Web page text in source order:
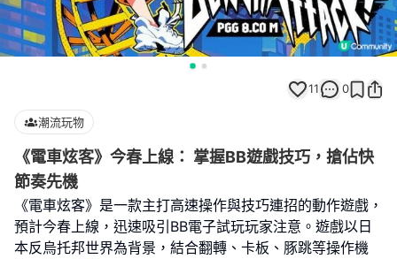
11 0
潮流玩物
《電車炫客》今春上線： 掌握BB遊戲技巧，搶佔快
節奏先機
《電車炫客》是一款主打高速操作與技巧連招的動作遊戲，
預計今春上線，迅速吸引BB電子試玩玩家注意。遊戲以日
本反烏托邦世界為背景，結合翻轉、卡板、豚跳等操作機